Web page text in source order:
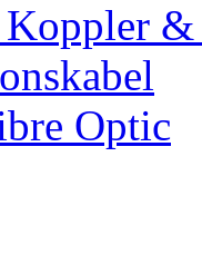
&
Optic